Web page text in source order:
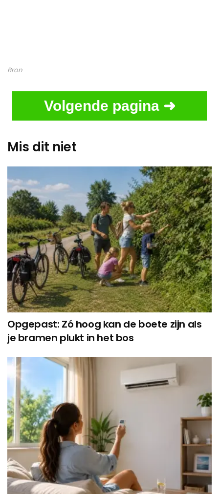
Bron
Volgende pagina ➜
Mis dit niet
Opgepast: Zó hoog kan de boete zijn als
je bramen plukt in het bos